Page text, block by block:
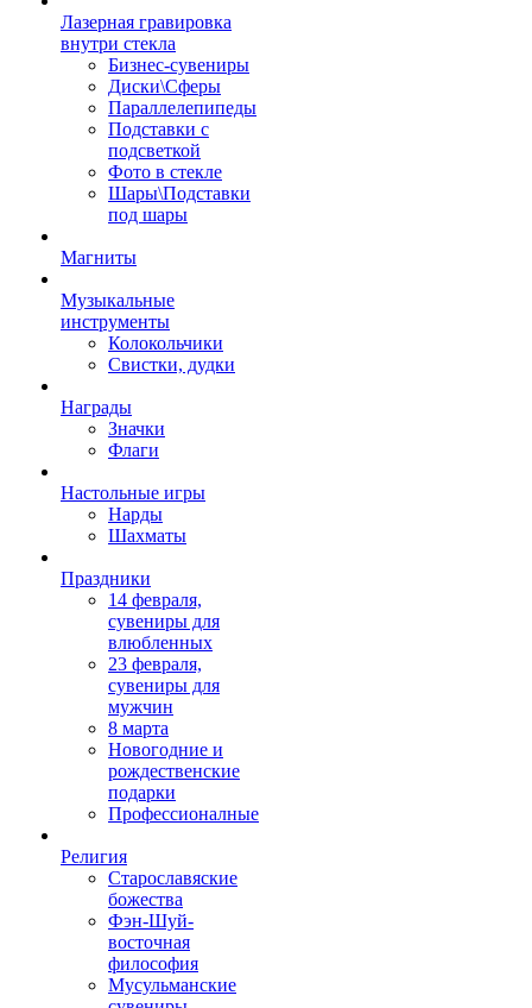
Лазерная гравировка
внутри стекла
Бизнес-сувениры
Диски\Сферы
Параллелепипеды
Подставки с
подсветкой
Фото в стекле
Шары\Подставки
под шары
Магниты
Музыкальные
инструменты
Колокольчики
Свистки, дудки
Награды
Значки
Флаги
Настольные игры
Нарды
Шахматы
Праздники
14 февраля,
сувениры для
влюбленных
23 февраля,
сувениры для
мужчин
8 марта
Новогодние и
рождественские
подарки
Профессионалные
Религия
Старославяские
божества
Фэн-Шуй-
восточная
философия
Мусульманские